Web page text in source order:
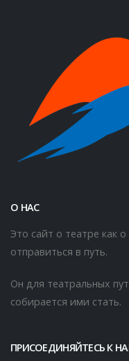
О НАС
Это сайт о театре как
отправиться в путь.
Он для театральных
собирается ими стать.
ПРИСОЕДИНЯЙТЕСЬ К